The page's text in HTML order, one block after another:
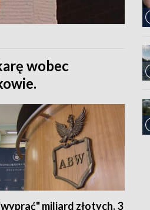
wobec
miliard złotych. 3